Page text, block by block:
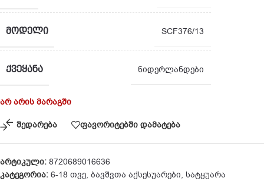
ᲛᲝᲓᲔᲚᲘ SCF376/13
ᲥᲕᲔᲧᲐᲜᲐ ნიდერლანდები
არ არის მარაგში
შედარება ფავორიტებში დამატება
არტიკული: 8720689016636
კატეგორია: 6-18 თვე, ბავშვთა აქსესუარები, სატყუარა